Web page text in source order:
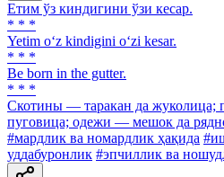
Етим ўз киндигини ўзи кесар.
* * *
Yetim o‘z kindigini o‘zi kesar.
* * *
Be born in the gutter.
* * *
Скотины — таракан да жуколица;
пуговица; одежи — мешок да
#мардлик ва номардлик ҳақида
уддабуронлик #эпчиллик ва